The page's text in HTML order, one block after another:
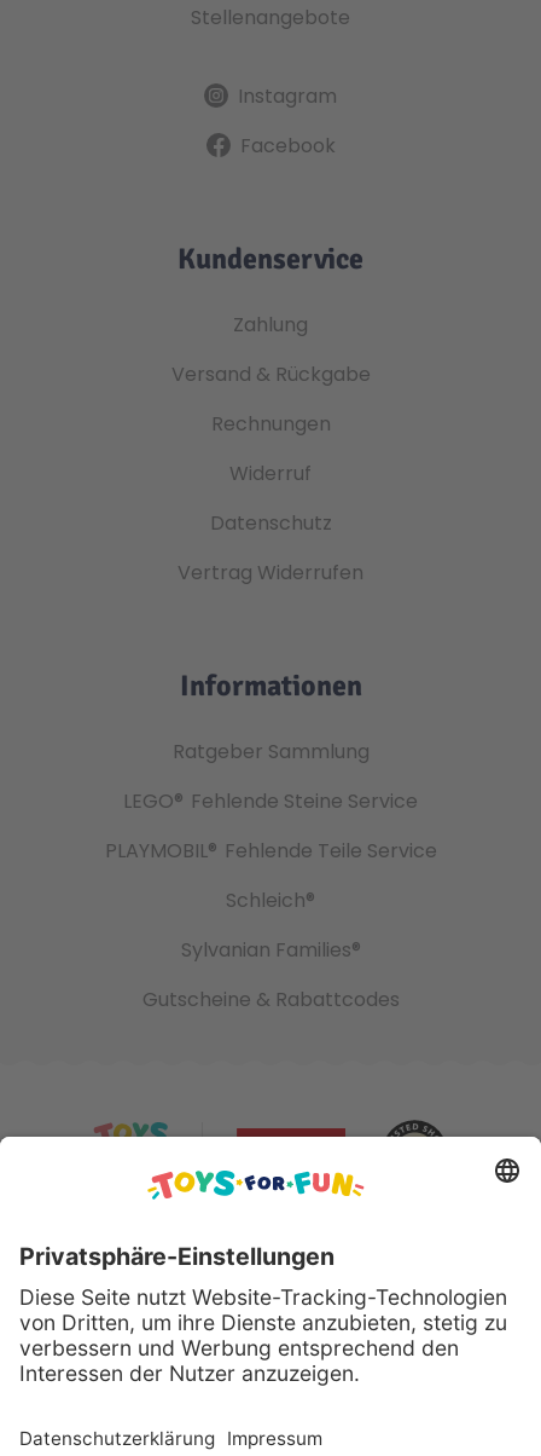
Stellenangebote
Instagram
Facebook
Kundenservice
Zahlung
Versand & Rückgabe
Rechnungen
Widerruf
Datenschutz
Vertrag Widerrufen
Informationen
Ratgeber Sammlung
LEGO® Fehlende Steine Service
PLAYMOBIL® Fehlende Teile Service
Schleich®
Sylvanian Families®
Gutscheine & Rabattcodes
Sicher bezahlen mit: